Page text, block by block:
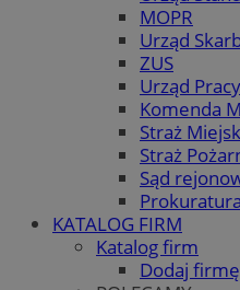
MOPR
Urząd
ZUS
Urząd Pracy
Komenda
Straż
Straż
Sąd
KATALOG FIRM
Katalog firm
Dodaj